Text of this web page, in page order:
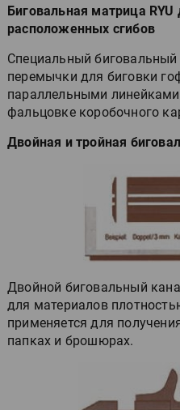
Биговальная матрица RYU
расположенных сгибов
Специальный
перемычки для биговки
параллельными
фальцовке коробочного
Двойная и тройная
Двойной биговальный
для материалов
применяется для
папках и брошюрах.